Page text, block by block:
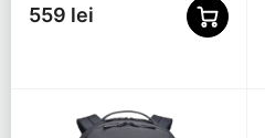
559 lei